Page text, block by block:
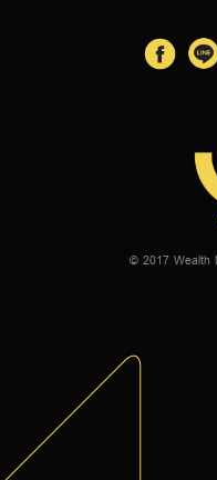
© 2017 Wealth